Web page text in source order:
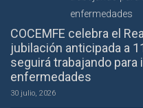
COCEMFE celebra el
jubilación anticipada a
seguirá trabajando para
enfermedades
30 julio, 2026